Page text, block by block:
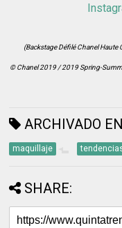
(Backstage Défilé Chanel
© Chanel 2019 / 2019 Spring-
ARCHIVADO
maquillaje
SHARE: